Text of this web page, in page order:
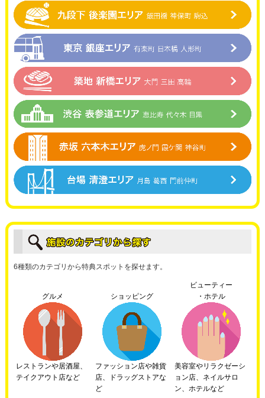
6種類のカテゴリから特典スポットを探せます。
グルメ
レストランや居酒屋、
テイクアウト店など
ショッピング
ファッション店や雑貨
店、ドラッグストアな
ど
ビューティー
・ホテル
美容室やリラクゼーシ
ョン店、ネイルサロ
ン、ホテルなど